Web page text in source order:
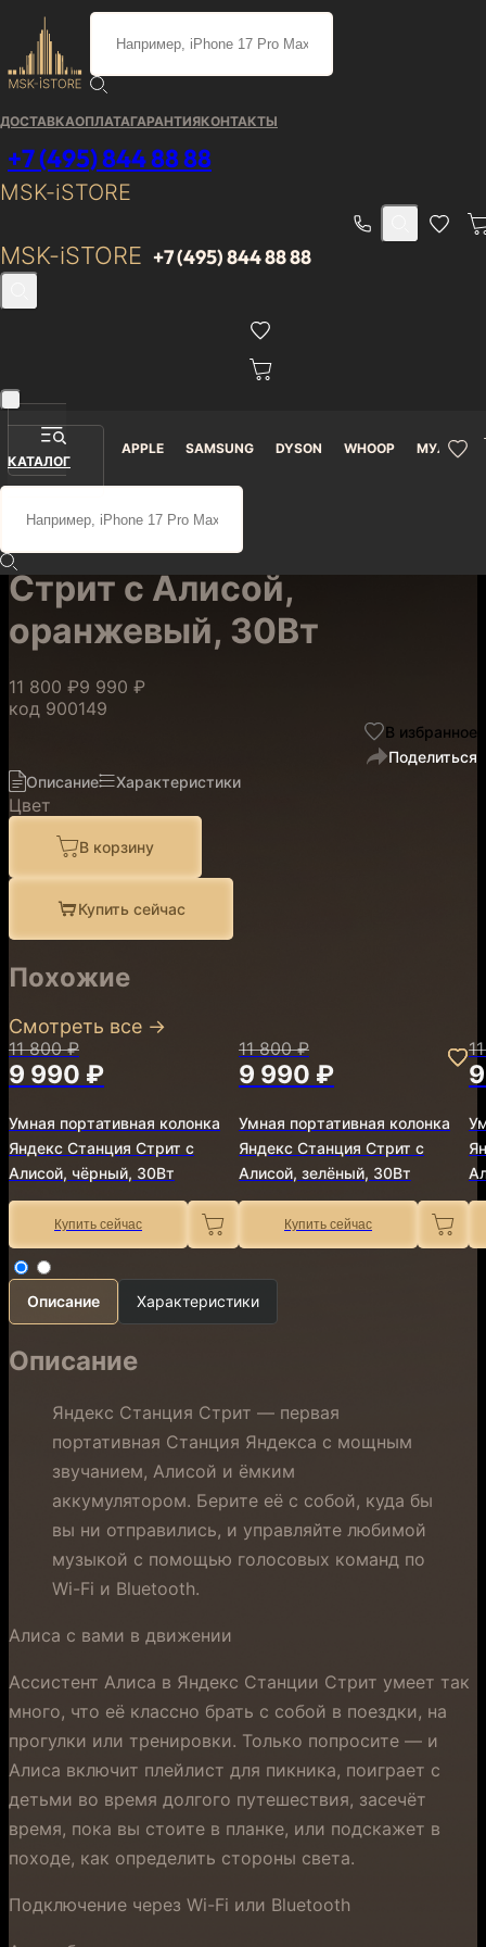
ДОСТАВКАОПЛАТАГАРАНТИЯКОНТАКТЫ
+7 (495) 844 88 88
MSK-iSTORE
MSK-iSTORE +7 (495) 844 88 88
КАТАЛОГ
APPLE SAMSUNG DYSON WHOOP
Каталог / Мультимедиа / Яндекс Станция
Умная портативная колонка Яндекс Станция Стрит с
Умная портативная
колонка Яндекс Станция
оранжевый, 30Вт
Доставка от 0₽
12 месяцев
Умная портативная
колонка Яндекс Станция
Стрит с Алисой,
оранжевый, 30Вт
11 800 ₽9 990 ₽
код 900149
В избранное
Поделиться
Описание
Характеристики
Цвет
В корзину
Купить сейчас
Похожие
Смотреть все →
11 800 ₽
9 990 ₽
Умная портативная колонка
Яндекс Станция Стрит с
Алисой, чёрный, 30Вт
Купить сейчас
11 800 ₽
9 990 ₽
Умная портативная колонка
Яндекс Станция Стрит с
Алисой, зелёный, 30Вт
Купить сейчас
Описание Характеристики
Описание
Яндекс Станция Стрит — первая
портативная Станция Яндекса с мощным
звучанием, Алисой и ёмким
аккумулятором. Берите её с собой, куда бы
вы ни отправились, и управляйте любимой
музыкой с помощью голосовых команд по
Wi-Fi и Bluetooth.
Алиса с вами в движении
Ассистент Алиса в Яндекс Станции Стрит умеет так
много, что её классно брать с собой в поездки, на
прогулки или тренировки. Только попросите — и
Алиса включит плейлист для пикника, поиграет с
детьми во время долгого путешествия, засечёт
время, пока вы стоите в планке, или подскажет в
походе, как определить стороны света.
Подключение через Wi-Fi или Bluetooth